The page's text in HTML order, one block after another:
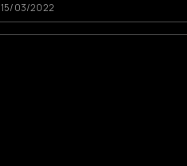
15/03/2022